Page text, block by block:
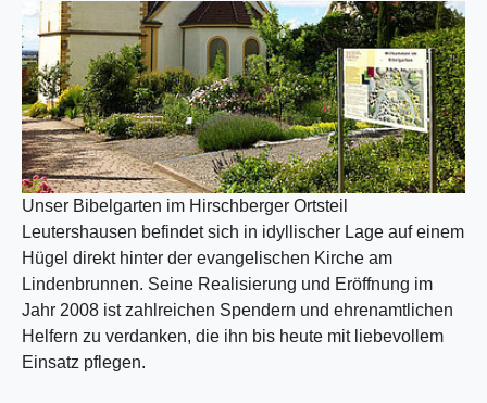
Unser Bibelgarten im Hirschberger Ortsteil
Leutershausen befindet sich in idyllischer Lage auf einem
Hügel direkt hinter der evangelischen Kirche am
Lindenbrunnen. Seine Realisierung und Eröffnung im
Jahr 2008 ist zahlreichen Spendern und ehrenamtlichen
Helfern zu verdanken, die ihn bis heute mit liebevollem
Einsatz pflegen.